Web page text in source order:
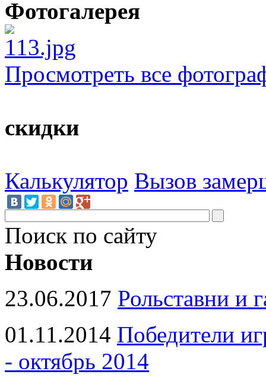
Фотогалерея
Просмотреть все
скидки
Калькулятор Вызов
Поиск по сайту
Новости
23.06.2017 Рольставни и
01.11.2014 Победители
- октябрь 2014